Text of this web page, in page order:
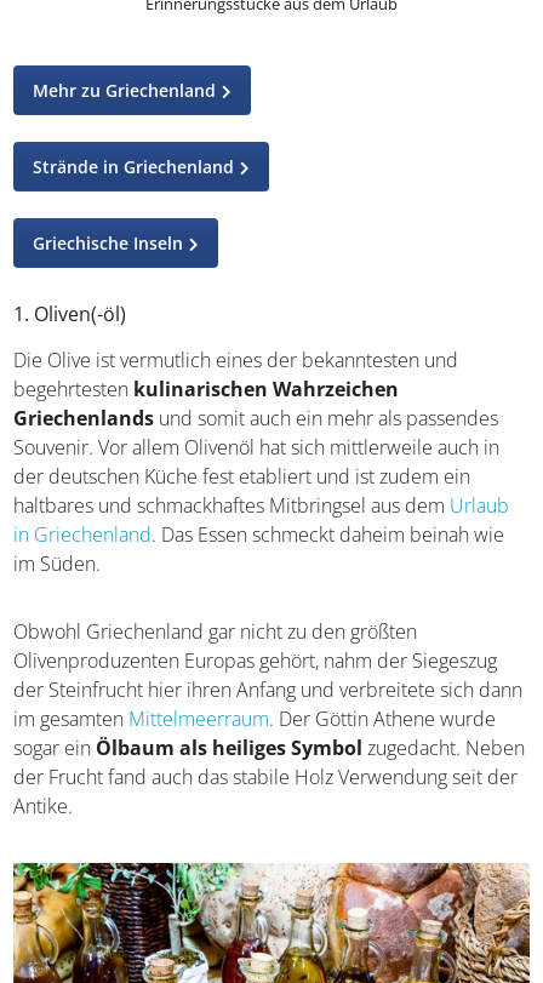
Erinnerungsstücke aus dem Urlaub
1. Oliven(-öl)
Die Olive ist vermutlich eines der bekanntesten und
begehrtesten
kulinarischen Wahrzeichen
Griechenlands
und somit auch ein mehr als passendes
Souvenir. Vor allem Olivenöl hat sich mittlerweile auch in
der deutschen Küche fest etabliert und ist zudem ein
haltbares und schmackhaftes Mitbringsel aus dem
Urlaub
in Griechenland
Obwohl Griechenland gar nicht zu den größten
Olivenproduzenten Europas gehört, nahm der Siegeszug
der Steinfrucht hier ihren Anfang und verbreitete sich
dann im gesamten
Mittelmeerraum
. Der Göttin Athene
wurde sogar ein
Ölbaum als heiliges Symbol
zugedacht. Neben der Frucht fand auch das stabile Holz